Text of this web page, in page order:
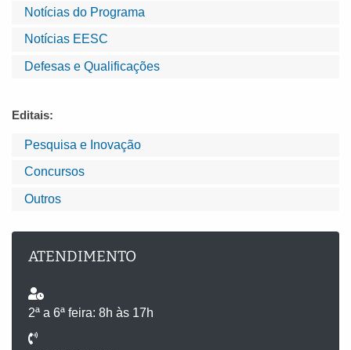
Notícias do Programa
Notícias EESC
Defesas e Qualificações
Editais:
Pesquisa e Inovação
Concursos
Outros
ATENDIMENTO
2ª a 6ª feira: 8h às 17h